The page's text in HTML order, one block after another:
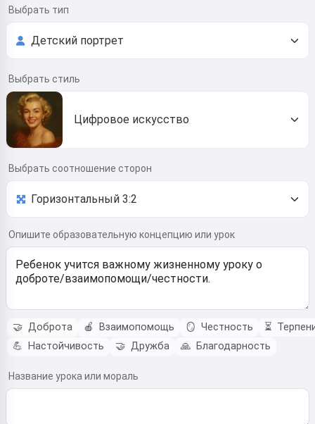
Выбрать тип
Выбрать стиль
Цифровое искусство
Выбрать соотношение сторон
Опишите образовательную концепцию или урок
🤝 Доброта 🍎 Взаимопомощь 🪞 Честность ⏳
💪
Настойчивость 🤝 Дружба 🙏 Благодарность
Название урока или мораль